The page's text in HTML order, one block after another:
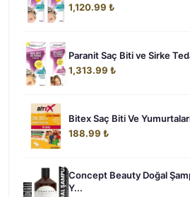
1,120.99 ₺
Paranit Saç Biti ve Sirke
1,313.99 ₺
Bitex Saç Biti Ve
188.99 ₺
Concept Beauty Doğal
Y...